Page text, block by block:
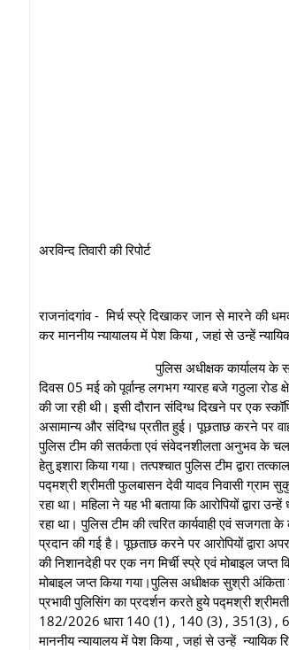
अरविन्द तिवारी की रिपोर्ट
राजनांदगांव - मिर्च स्प्रे दिखाकर जान से मारने की
कर माननीय न्यायालय में पेश किया , जहां से उन्हें
पुलिस अधीक्षक कार्यालय के सभाकक्ष में इस
दिवस 05 मई को पूर्वान्ह लगभग ग्यारह बजे गठुला रोड
की जा रही थी। इसी दौरान संदिग्ध दिखने पर एक
असामान्य और संदिग्ध प्रतीत हुई। पूछताछ करने पर
पुलिस टीम की सतर्कता एवं संवेदनशीलता अनुभव के चलते
हेतु इशारा किया गया। तत्पश्चात पुलिस टीम द्वारा
पद्मश्री श्रीमती फुलबासन देवी यादव निवासी ग्राम
रहा था। महिला ने यह भी बताया कि आरोपियों द्वारा
रहा था। पुलिस टीम की त्वरित कार्यवाही एवं सजगता
प्रदान की गई है। पूछताछ करने पर आरोपियों द्वारा
की निशानदेही पर एक नग मिर्ची स्प्रे एवं मोबाइल
मोबाइल जप्त किया गया।‌पुलिस अधीक्षक सुश्री अंकिता
प्रभावी पुलिसिंग का प्रदर्शन करते हुये पद्मश्री
182/2026 धारा 140 (1) , 140 (3) , 351(3) ,
माननीय न्यायालय में पेश किया , जहां से उन्हें न्यायिक